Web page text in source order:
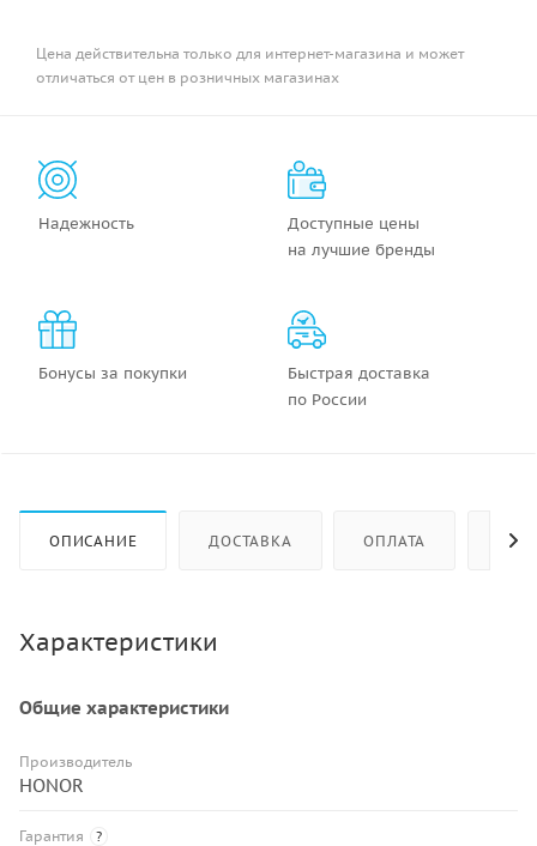
Цена действительна только для интернет-магазина и может
отличаться от цен в розничных магазинах
Надежность
Доступные цены
на лучшие бренды
Бонусы за покупки
Быстрая доставка
по России
ОПИСАНИЕ ДОСТАВКА ОПЛАТА
Характеристики
Общие характеристики
Производитель
HONOR
Гарантия ?